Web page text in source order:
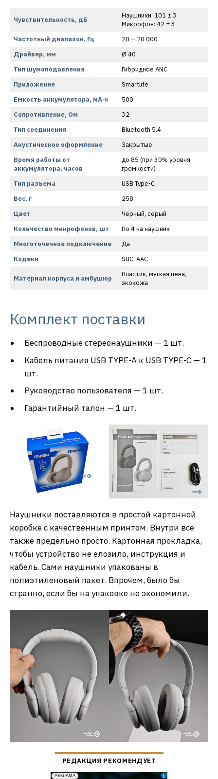
Чувствительность, дБ
Наушники: 101 ± 3
Микрофон: 42 ± 3
Частотный диапазон, Гц
20 – 20 000
Драйвер, мм
Ø 40
Тип шумоподавления
Гибридное ANC
Приложение
Smartlife
Емкость аккумулятора, мА·ч
500
Сопротивление, Ом
32
Тип соединения
Bluetooth 5.4
Акустическое оформление
Закрытые
Время работы от
аккумулятора, часов
до 85 (при 30% уровня
громкости)
Тип разъема
USB Type-C
Вес, г
258
Цвет
Черный, серый
Количество микрофонов, шт
По 4 на наушник
Многоточечное подключение
Да
Кодеки
SBC, AAC
Материал корпуса и амбушюр
Пластик, мягкая пена,
экокожа
Комплект поставки
Беспроводные стереонаушники — 1 шт.
Кабель питания USB TYPE-A к USB TYPE-C — 1
шт.
Руководство пользователя — 1 шт.
Гарантийный талон — 1 шт.
Наушники поставляются в простой картонной
коробке с качественным принтом. Внутри все
также предельно просто. Картонная прокладка,
чтобы устройство не елозило, инструкция и
кабель. Сами наушники упакованы в
полиэтиленовый пакет. Впрочем, было бы
странно, если бы на упаковке не экономили.